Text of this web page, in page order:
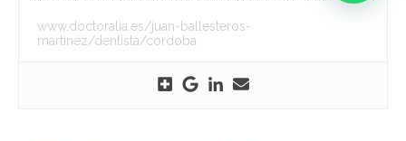
www.doctoralia.es/juan-ballesteros-
martinez/dentista/cordoba